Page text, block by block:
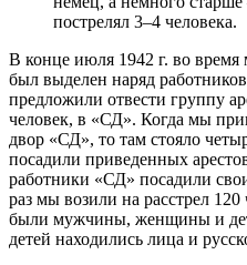
пострелял 3–4 человека.
В конце июля 1942 г. во время
был выделен наряд
предложили отвести группу
человек, в «СД». Когда мы
двор «СД», то там стояло
посадили приведенных
работники «СД» посадили
раз мы возили на расстрел
были мужчины, женщины и
детей находились лица и